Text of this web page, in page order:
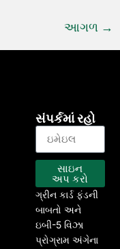
આગળ →
સંપર્કમાં રહો
સાઇન
અપ કરો
ગ્રીન કાર્ડ ફંડની
બાબતો અને
ઇબી-5 વિઝા
પ્રોગ્રામ અંગેના